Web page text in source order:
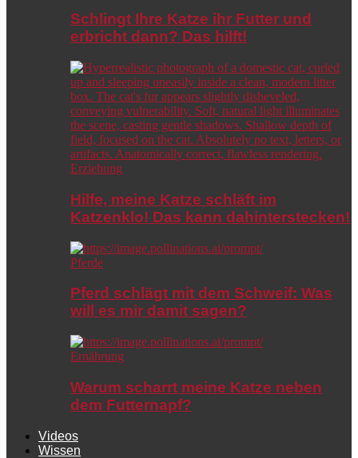
Schlingt Ihre Katze ihr Futter und
erbricht dann? Das hilft!
Erziehung
Hilfe, meine Katze schläft im
Katzenklo! Das kann dahinterstecken!
Pferde
Pferd schlägt mit dem Schweif: Was
will es mir damit sagen?
Ernährung
Warum scharrt meine Katze neben
dem Futternapf?
Videos
Wissen